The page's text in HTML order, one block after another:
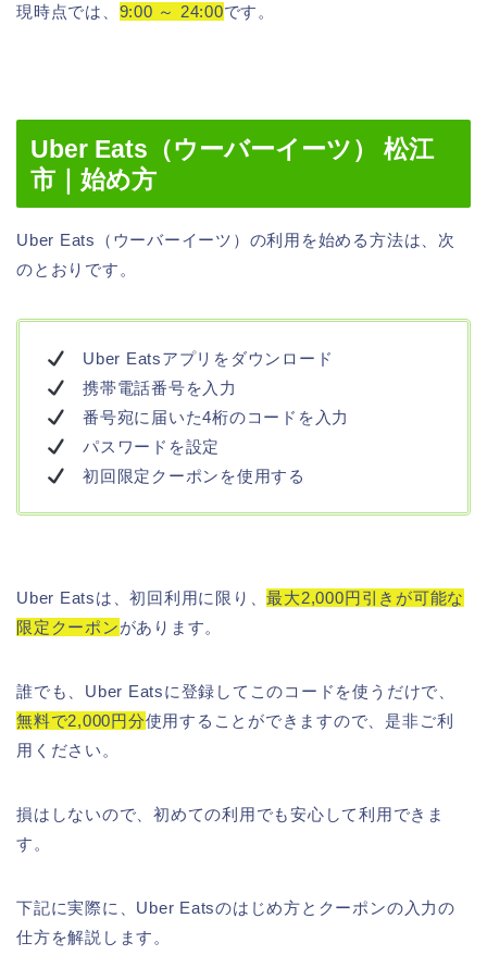
現時点では、 9:00 ～ 24:00です。
Uber Eats（ウーバーイーツ） 松江
市｜始め方
Uber Eats（ウーバーイーツ）の利用を始める方法は、次
のとおりです。
Uber Eatsアプリをダウンロード
携帯電話番号を入力
番号宛に届いた4桁のコードを入力
パスワードを設定
初回限定クーポンを使用する
Uber Eatsは、初回利用に限り、最大2,000円引きが可能な
限定クーポンがあります。
誰でも、Uber Eatsに登録してこのコードを使うだけで、
無料で2,000円分使用することができますので、是非ご利
用ください。
損はしないので、初めての利用でも安心して利用できま
す。
下記に実際に、Uber Eatsのはじめ方とクーポンの入力の
仕方を解説します。